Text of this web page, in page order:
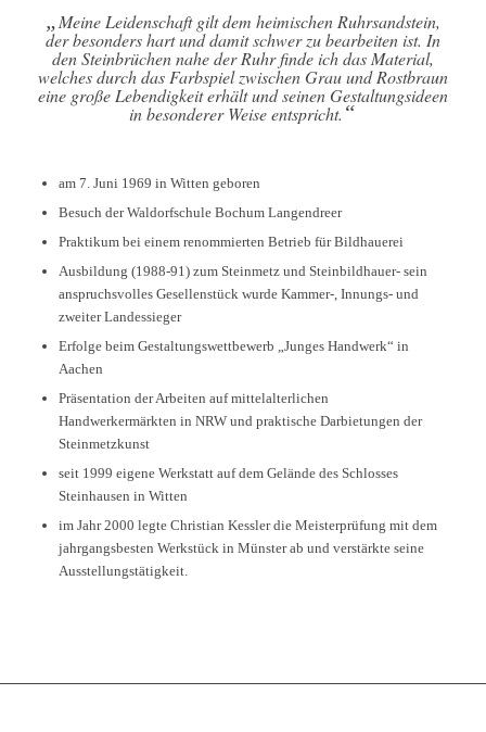
„ Meine Leidenschaft gilt dem heimischen Ruhrsandstein,
der besonders hart und damit schwer zu bearbeiten ist. In
den Steinbrüchen nahe der Ruhr finde ich das Material,
welches durch das Farbspiel zwischen Grau und Rostbraun
eine große Lebendigkeit erhält und seinen Gestaltungsideen
in besonderer Weise entspricht. “
am 7. Juni 1969 in Witten geboren
Besuch der Waldorfschule Bochum Langendreer
Praktikum bei einem renommierten Betrieb für Bildhauerei
Ausbildung (1988-91) zum Steinmetz und Steinbildhauer- sein
anspruchsvolles Gesellenstück wurde Kammer-, Innungs- und
zweiter Landessieger
Erfolge beim Gestaltungswettbewerb „Junges Handwerk“ in
Aachen
Präsentation der Arbeiten auf mittelalterlichen
Handwerkermärkten in NRW und praktische Darbietungen der
Steinmetzkunst
seit 1999 eigene Werkstatt auf dem Gelände des Schlosses
Steinhausen in Witten
im Jahr 2000 legte Christian Kessler die Meisterprüfung mit dem
jahrgangsbesten Werkstück in Münster ab und verstärkte seine
Ausstellungstätigkeit.